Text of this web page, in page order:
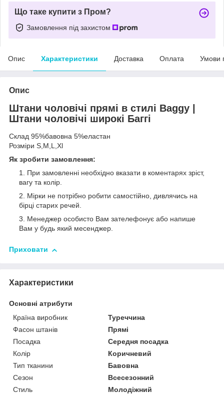
Що таке купити з Пром?
Замовлення під захистом
Опис Характеристики Доставка Оплата Умови
Опис
Штани чоловічі прямі в стилі Baggy |
Штани чоловічі широкі Баггі
Склад 95%бавовна 5%еластан
Розміри S,M,L,Xl
Як зробити замовлення:
При замовленні необхідно вказати в коментарях зріст,
вагу та колір.
Мірки не потрібно робити самостійно, дивлячись на
бірці старих речей.
Менеджер особисто Вам зателефонує або напише
Вам у будь який месенджер.
Приховати
Характеристики
Основні атрибути
Країна виробник
Туреччина
Фасон штанів
Прямі
Посадка
Середня посадка
Колір
Коричневий
Тип тканини
Бавовна
Сезон
Всесезонний
Стиль
Молодіжний